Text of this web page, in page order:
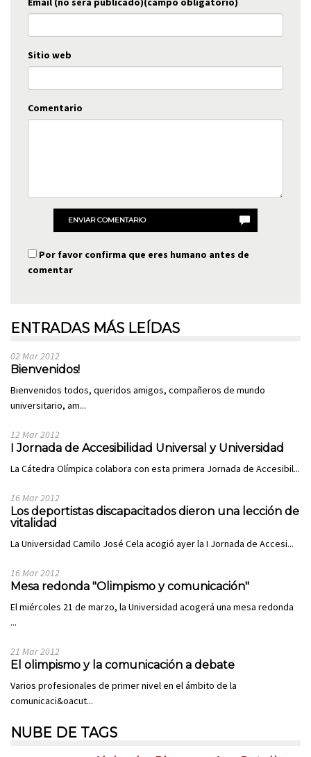
Sitio web
Comentario
ENVIAR COMENTARIO
Por favor confirma que eres humano antes de
comentar
ENTRADAS MÁS LEÍDAS
02 Mar 2012
Bienvenidos!
Bienvenidos todos, queridos amigos, compañeros de mundo
universitario, am...
12 Mar 2012
I Jornada de Accesibilidad Universal y Universidad
La Cátedra Olímpica colabora con esta primera Jornada de Accesibil...
16 Mar 2012
Los deportistas discapacitados dieron una lección de
vitalidad
La Universidad Camilo José Cela acogió ayer la I Jornada de Accesi...
16 Mar 2012
Mesa redonda "Olimpismo y comunicación"
El miércoles 21 de marzo, la Universidad acogerá una mesa redonda
...
21 Mar 2012
El olimpismo y la comunicación a debate
Varios profesionales de primer nivel en el ámbito de la
comunicaci&oacut...
NUBE DE TAGS